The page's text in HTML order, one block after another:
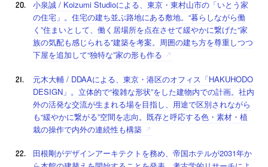
小泉誠 / Koizumi Studioによる、東京・東村山市の「いとう家
の住宅」。住宅の建ち並ぶ路地にある敷地。“暮らしながら働
く”住まいとして、働く居場所を点在させて緩やかに繋げた“家
族の気配も感じられる”建築を考案。周囲の建ち方を尊重しつつ
下屋を追加して“独特な”家の形も作る
元木大輔 / DDAAによる、東京・港区のオフィス「HAKUHODO
DESIGN」。立体的で“複雑な形状”をした建物内での計画。社内
外の活発な交流が生まれる場を目指し、用途で区別されながら
も“緩やかに繋がる”空間を志向。既存と呼応する色・素材・植
栽の操作で内外の連続性も構築
田根剛がデザインアーキテクトを務め、帝国ホテルが2031年か